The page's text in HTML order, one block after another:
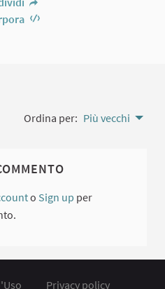
Ordina per: Più vecchi
o Sign up per
Privacy policy